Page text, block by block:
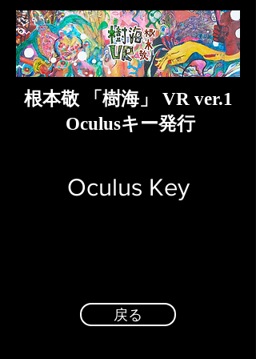
根本敬 「樹海」 VR ver.1
Oculusキー発行
Oculus Key
戻る